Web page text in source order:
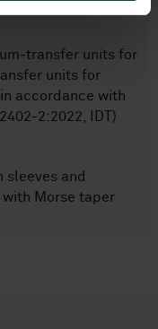
transfer units for
units for
accordance with
2:2022, IDT)
sleeves and
Morse taper